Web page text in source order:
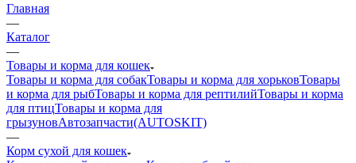
Главная
—
Каталог
—
Товары и корма для кошек
Товары и корма для собакТовары и корма для хорьковТовары
и корма для рыбТовары и корма для рептилийТовары и корма
для птицТовары и корма для
грызуновАвтозапчасти(AUTOSKIT)
—
Корм сухой для кошек